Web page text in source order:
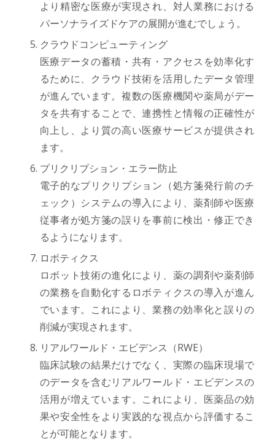
より精密な医療が実現され、対人業務における
パーソナライズドケアの展開が進むでしょう。
クラウドコンピューティング
医療データの蓄積・共有・アクセスを効率化す
るために、クラウド技術を活用したデータ管理
が進んでいます。複数の医療機関や薬局がデー
タを共有することで、連携性と情報の正確性が
向上し、より質の高い医療サービスが提供され
ます。
プリクリプション・エラー防止
電子的なプリクリプション（処方箋発行前のチ
ェック）システムの導入により、薬剤師や医療
従事者が処方箋の誤りを事前に検出・修正でき
るようになります。
ロボティクス
ロボット技術の進化により、薬の調剤や薬剤師
の業務を自動化するロボティクスの導入が進ん
でいます。これにより、業務の効率化と誤りの
削減が実現されます。
リアルワールド・エビデンス（RWE）
臨床試験の結果だけでなく、実際の臨床現場で
のデータを含むリアルワールド・エビデンスの
活用が増えています。これにより、医薬品の効
果や安全性をより実践的な視点から評価するこ
とが可能となります。